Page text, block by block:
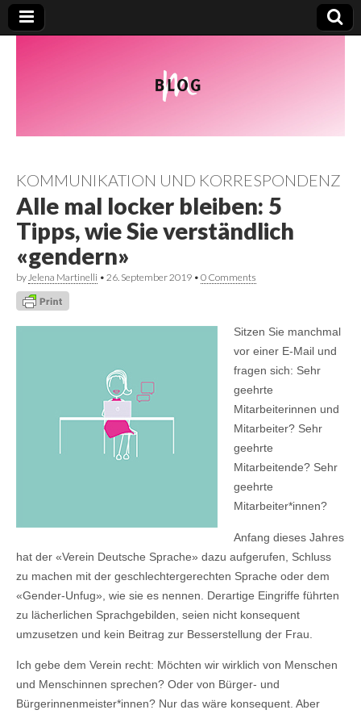
KOMMUNIKATION UND KORRESPONDENZ
Alle mal locker bleiben: 5
Tipps, wie Sie verständlich
«gendern»
byJelena Martinelli • 26. September 2019 • 0 Comments
Sitzen Sie manchmal
vor einer E-Mail und
fragen sich: Sehr
geehrte
Mitarbeiterinnen und
Mitarbeiter? Sehr
geehrte
Mitarbeitende? Sehr
geehrte
Mitarbeiter*innen?
Anfang dieses Jahres
hat der «Verein Deutsche Sprache» dazu aufgerufen, Schluss
zu machen mit der geschlechtergerechten Sprache oder dem
«Gender-Unfug», wie sie es nennen. Derartige Eingriffe führten
zu lächerlichen Sprachgebilden, seien nicht konsequent
umzusetzen und kein Beitrag zur Besserstellung der Frau.
Ich gebe dem Verein recht: Möchten wir wirklich von Menschen
und Menschinnen sprechen? Oder von Bürger- und
Bürgerinnenmeister*innen? Nur das wäre konsequent. Aber